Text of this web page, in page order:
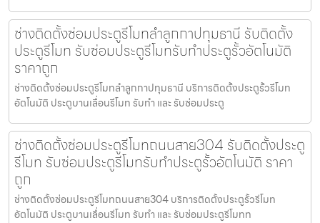
ช่างติดตั้งซ่อมประตูรีโมทลำลูกกาปทุมธานี รับติดตั้ง
ประตูรีโมท รับซ่อมประตูรีโมทรับทำประตูรั้วอัตโนมัติ
ราคาถูก
ช่างติดตั้งซ่อมประตูรีโมทลำลูกกาปทุมธานี บริการติดตั้งประตูรั้วรีโมท
อัตโนมัติ ประตูบานเลื่อนรีโมท รับทำ และ รับซ่อมประตู
ช่างติดตั้งซ่อมประตูรีโมทถนนสาย304 รับติดตั้งประตู
รีโมท รับซ่อมประตูรีโมทรับทำประตูรั้วอัตโนมัติ ราคา
ถูก
ช่างติดตั้งซ่อมประตูรีโมทถนนสาย304 บริการติดตั้งประตูรั้วรีโมท
อัตโนมัติ ประตูบานเลื่อนรีโมท รับทำ และ รับซ่อมประตูรีโมทท